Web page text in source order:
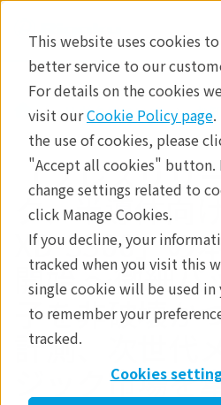
This website uses cookies
better service to our
For details on the cookies
visit ourCookie Policy page
the use of cookies, please
"Accept all cookies" button.
change settings related to
click Manage Cookies.
If you decline, your
tracked when you visit this
single cookie will be used in
to remember your
tracked.
Cookies
リガクについて お
【プレスリリ
ク、半導体向
XD-3300」の
開始 ～微細
子を非破壊か
計測、次世代
ジック市場を